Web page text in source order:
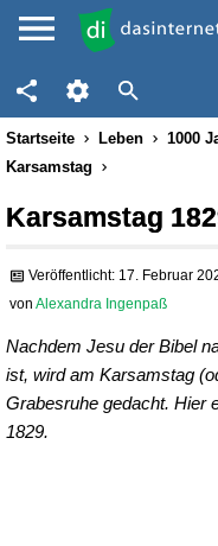
Startseite Leben 1000
Karsamstag
Karsamstag
Veröffentlicht: 17. Februar
von Alexandra Ingenpaß
Nachdem Jesu der Bibel
ist, wird am Karsamstag
Grabesruhe gedacht. Hier
1829.